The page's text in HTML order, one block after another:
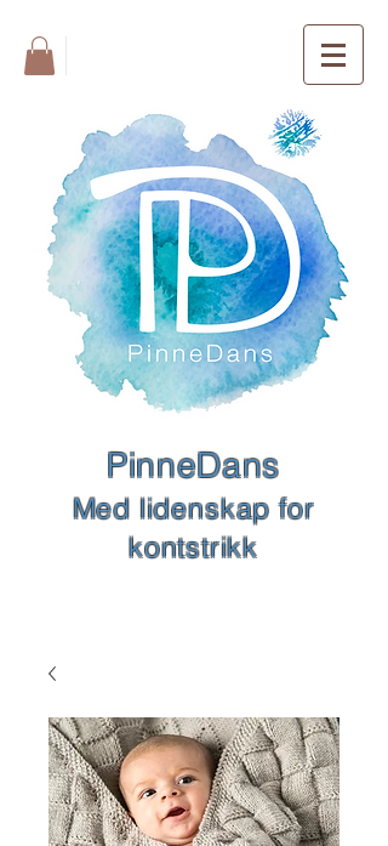
PinneDans
Med lidenskap for
kontstrikk